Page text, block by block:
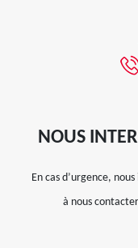
NOUS
En cas d’urgence,
à nous